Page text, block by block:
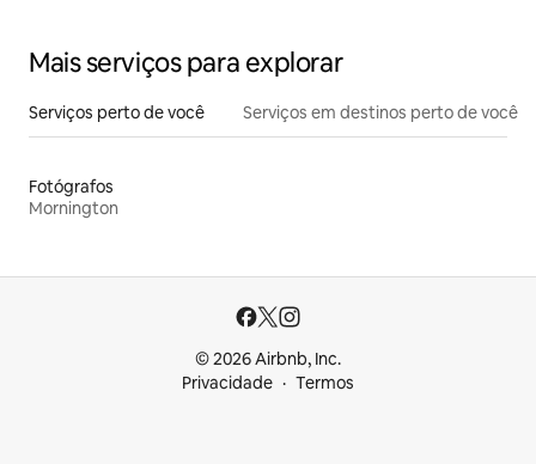
Mais serviços para explorar
Serviços perto de você Serviços em destinos perto de você
Fotógrafos
Mornington
© 2026 Airbnb, Inc.
Privacidade
Termos